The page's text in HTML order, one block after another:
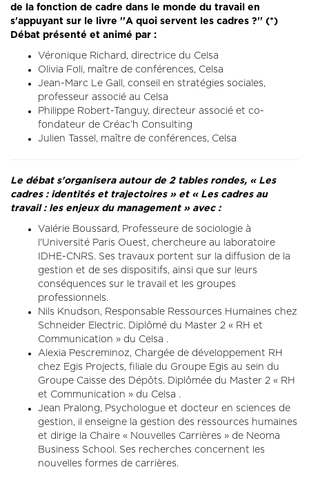
de la fonction de cadre dans le monde du travail en
s'appuyant sur le livre ''A quoi servent les cadres ?'' (*)
Débat présenté et animé par :
Véronique Richard, directrice du Celsa
Olivia Foli, maître de conférences, Celsa
Jean-Marc Le Gall, conseil en stratégies sociales,
professeur associé au Celsa
Philippe Robert-Tanguy, directeur associé et co-
fondateur de Créac’h Consulting
Julien Tassel, maître de conférences, Celsa
Le débat s'organisera autour de 2 tables rondes, « Les
cadres : identités et trajectoires » et « Les cadres au
travail : les enjeux du management » avec :
Valérie Boussard, Professeure de sociologie à
l'Université Paris Ouest, chercheure au laboratoire
IDHE-CNRS. Ses travaux portent sur la diffusion de la
gestion et de ses dispositifs, ainsi que sur leurs
conséquences sur le travail et les groupes
professionnels.
Nils Knudson, Responsable Ressources Humaines chez
Schneider Electric. Diplômé du Master 2 « RH et
Communication » du Celsa .
Alexia Pescreminoz, Chargée de développement RH
chez Egis Projects, filiale du Groupe Egis au sein du
Groupe Caisse des Dépôts. Diplômée du Master 2 « RH
et Communication » du Celsa .
Jean Pralong, Psychologue et docteur en sciences de
gestion, il enseigne la gestion des ressources humaines
et dirige la Chaire « Nouvelles Carrières » de Neoma
Business School. Ses recherches concernent les
nouvelles formes de carrières.